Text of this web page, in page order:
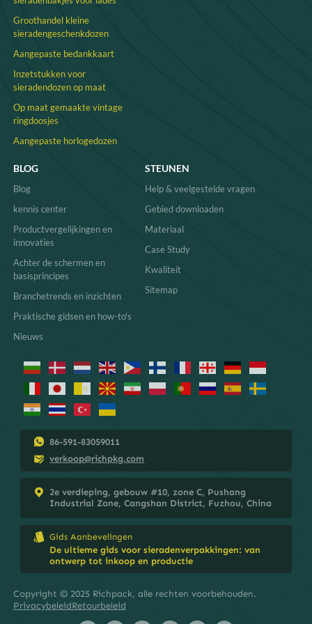
wanneer standaardafmetingen niet
ruimtebenutting en een naadloze uitstraling
eenheden.
het dienblad afgestemd op de
merkidentiteit en de specifieke sieraden die
Uiteindelijk het juiste kiezen
de inherente voordelen van het materiaal af
vereisten voor weergave, organisatie of
bescherming.kwaliteitsconstructie en de
u investeert in een oplossing die écht
Groothandel kleine
sieradengeschenkdozen
Aangepaste bedankkaart
Inzetstukken voor
sieradendozen op maat
Op maat gemaakte vintage
ringdoosjes
Aangepaste horlogedozen
BLOG
Blog
kennis center
Productvergelijkingen en
innovaties
Achter de schermen en
basisprincipes
Branchetrends en inzichten
Praktische gidsen en how-to's
Nieuws
STEUNEN
Help & veelgestelde vragen
Gebied downloaden
Materiaal
Case Study
Kwaliteit
Sitemap
86-591-83059011
verkoop@richpkg.com
2e verdieping, gebouw #10, zone C, Pushang
Industrial Zone, Cangshan District, Fuzhou, China
Gids Aanbevelingen
De ultieme gids voor sieradenverpakkingen: van
ontwerp tot inkoop en productie
Copyright © 2025 Richpack, alle rechten voorbehouden.
PrivacybeleidRetourbeleid